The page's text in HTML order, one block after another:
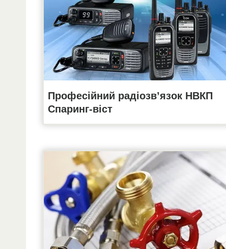
Професійний радіозв’язок НВКП
Спаринг-віст